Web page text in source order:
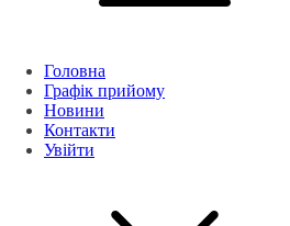
Головна
Графік прийому
Новини
Контакти
Увійти